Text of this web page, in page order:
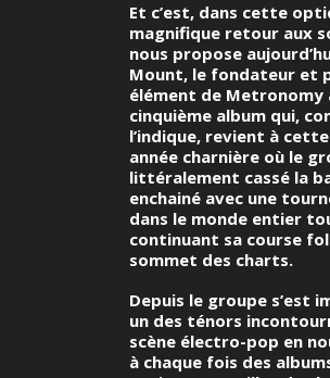
Et c’est, dans cette
magnifique retour aux
nous propose
Mount, le fondateur et
élément de Metronomy
cinquième album qui,
l’indique, revient à
année charnière où le
littéralement cassé la
enchainé avec une
dans le monde entier
continuant sa course
sommet des charts.
Depuis le groupe s’est
un des ténors
scène électro-pop en
à chaque fois des